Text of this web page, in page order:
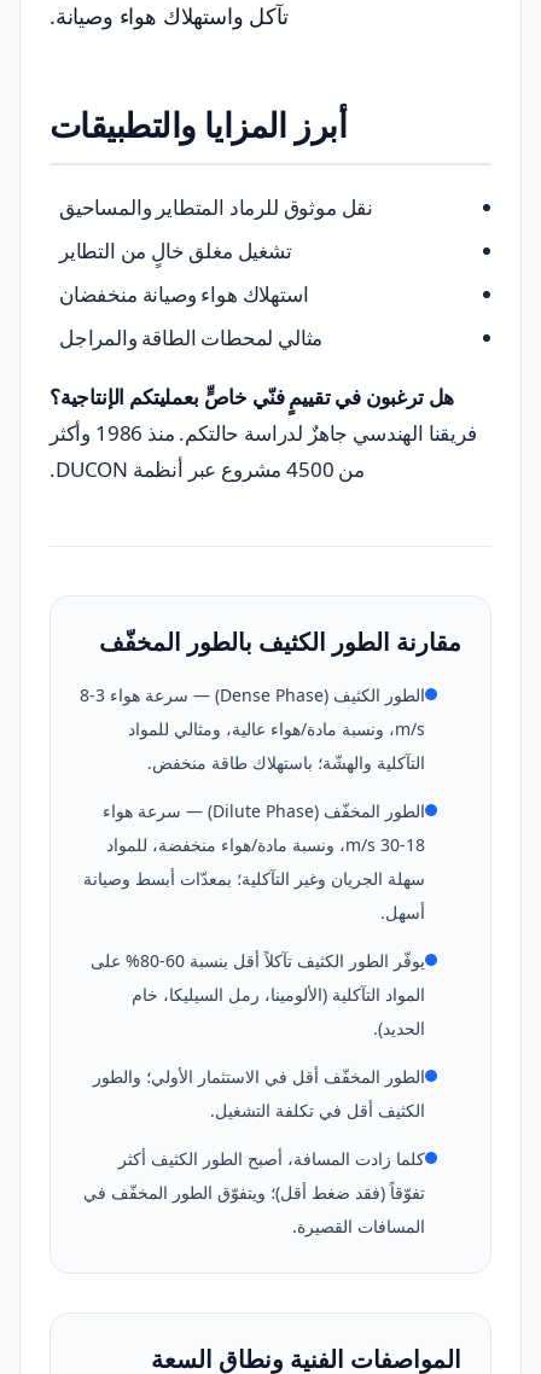
تآكل واستهلاك هواء وصيانة.
أبرز المزايا والتطبيقات
نقل موثوق للرماد المتطاير والمساحيق
تشغيل مغلق خالٍ من التطاير
استهلاك هواء وصيانة منخفضان
مثالي لمحطات الطاقة والمراجل
هل ترغبون في تقييمٍ فنّي خاصٍّ بعمليتكم الإنتاجية؟
فريقنا الهندسي جاهزٌ لدراسة حالتكم. منذ 1986 وأكثر
من 4500 مشروع عبر أنظمة DUCON.
مقارنة الطور الكثيف بالطور المخفّف
الطور الكثيف (Dense Phase) — سرعة هواء 3-8
m/s، ونسبة مادة/هواء عالية، ومثالي للمواد
التآكلية والهشّة؛ باستهلاك طاقة منخفض.
الطور المخفّف (Dilute Phase) — سرعة هواء
18-30 m/s، ونسبة مادة/هواء منخفضة، للمواد
سهلة الجريان وغير التآكلية؛ بمعدّات أبسط وصيانة
أسهل.
يوفّر الطور الكثيف تآكلاً أقل بنسبة 60-80% على
المواد التآكلية (الألومينا، رمل السيليكا، خام
الحديد).
الطور المخفّف أقل في الاستثمار الأولي؛ والطور
الكثيف أقل في تكلفة التشغيل.
كلما زادت المسافة، أصبح الطور الكثيف أكثر
تفوّقاً (فقد ضغط أقل)؛ ويتفوّق الطور المخفّف في
المسافات القصيرة.
المواصفات الفنية ونطاق السعة